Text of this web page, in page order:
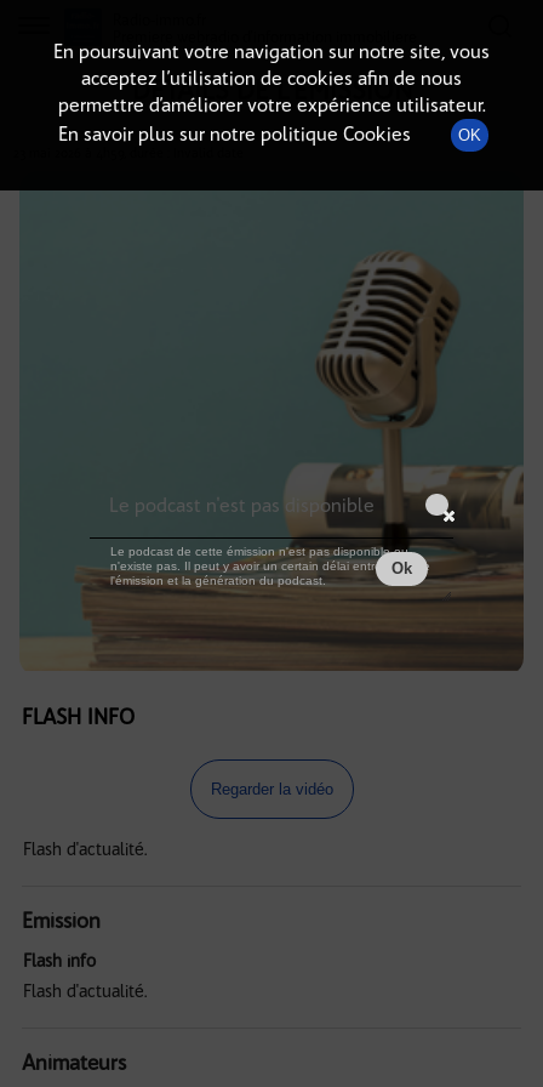
DÉTAILS DE L'ÉMISSION
FLASH INFO
Regarder la vidéo
Flash d'actualité.
Emission
Flash info
Flash d'actualité.
Animateurs
En poursuivant votre navigation sur notre site, vous
acceptez l’utilisation de cookies afin de nous
permettre d’améliorer votre expérience utilisateur.
En savoir plus sur notre politique Cookies
OK
Le podcast n'est pas disponible
Le podcast de cette émission n'est pas disponible ou
n'existe pas. Il peut y avoir un certain délai entre la fin de
l'émission et la génération du podcast.
Ok